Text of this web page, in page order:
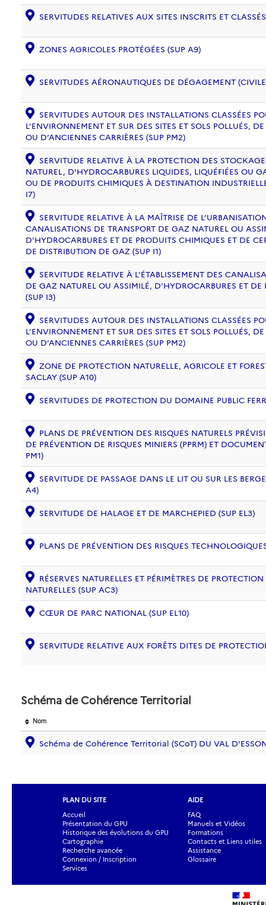
SERVITUDES RELATIVES AUX SITES INSCRITS ET
ZONES AGRICOLES PROTÉGÉES (SUP A9)
SERVITUDES AÉRONAUTIQUES DE DÉGAGEMENT
SERVITUDES AUTOUR DES INSTALLATIONS CLASSÉES
L’ENVIRONNEMENT ET SUR DES SITES ET SOLS POLLUÉS,
OU D’ANCIENNES CARRIÈRES (SUP PM2)
SERVITUDE RELATIVE À LA PROTECTION DES
NATUREL, D'HYDROCARBURES LIQUIDES, LIQUÉFIÉES OU
OU DE PRODUITS CHIMIQUES À DESTINATION
I7)
SERVITUDE RELATIVE À LA MAÎTRISE DE
CANALISATIONS DE TRANSPORT DE GAZ NATUREL OU
D’HYDROCARBURES ET DE PRODUITS CHIMIQUES ET DE
DE DISTRIBUTION DE GAZ (SUP I1)
SERVITUDE RELATIVE À L’ÉTABLISSEMENT DES
DE GAZ NATUREL OU ASSIMILÉ, D’HYDROCARBURES ET
(SUP I3)
SERVITUDES AUTOUR DES INSTALLATIONS CLASSÉES
L’ENVIRONNEMENT ET SUR DES SITES ET SOLS POLLUÉS,
OU D’ANCIENNES CARRIÈRES (SUP PM2)
ZONE DE PROTECTION NATURELLE, AGRICOLE ET
SACLAY (SUP A10)
SERVITUDES DE PROTECTION DU DOMAINE PUBLIC
PLANS DE PRÉVENTION DES RISQUES NATURELS
DE PRÉVENTION DE RISQUES MINIERS (PPRM) ET
PM1)
SERVITUDE DE PASSAGE DANS LE LIT OU SUR LES
A4)
SERVITUDE DE HALAGE ET DE MARCHEPIED (SUP EL3)
PLANS DE PRÉVENTION DES RISQUES
RÉSERVES NATURELLES ET PÉRIMÈTRES DE
NATURELLES (SUP AC3)
CŒUR DE PARC NATIONAL (SUP EL10)
SERVITUDE RELATIVE AUX FORÊTS DITES DE
Schéma de Cohérence Territorial
Nom
Schéma de Cohérence Territorial (SCoT) DU VAL
PLAN DU SITE
Accueil
Présentation du GPU
Historique des évolutions du GPU
Cartographie
Recherche avancée
Connexion / Inscription
Services
AIDE
FAQ
Manuels et Vidéos
Formations
Contacts et Liens utiles
Assistance
Glossaire